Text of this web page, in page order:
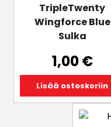
TripleTwenty
Wingforce Blue
Sulka
1,00€
Lisää ostoskoriin